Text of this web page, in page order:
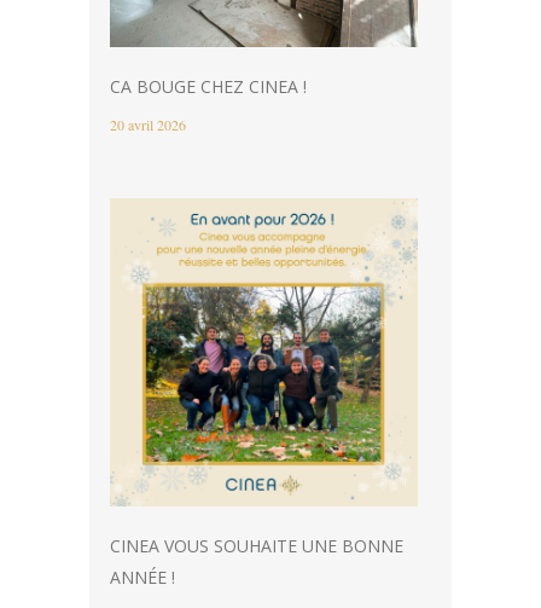
CA BOUGE CHEZ CINEA !
20 avril 2026
CINEA VOUS SOUHAITE UNE BONNE
ANNÉE !